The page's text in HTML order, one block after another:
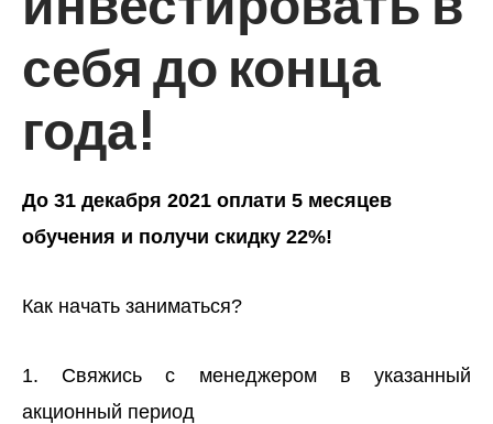
себя до конца
года!
До 31 декабря 2021 оплати 5 месяцев
обучения и получи скидку 22%!
Как начать заниматься?
1. Свяжись с менеджером в указанный
акционный период